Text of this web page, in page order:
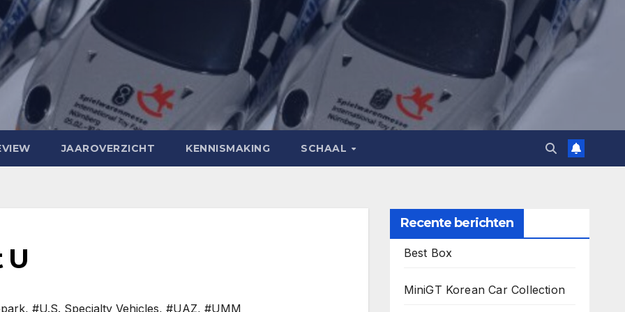
JAAROVERZICHT KENNISMAKING SCHAAL
, #U.S. Specialty Vehicles, #UAZ, #UMM
Recente berichten
Best Box
MiniGT Korean Car Collection